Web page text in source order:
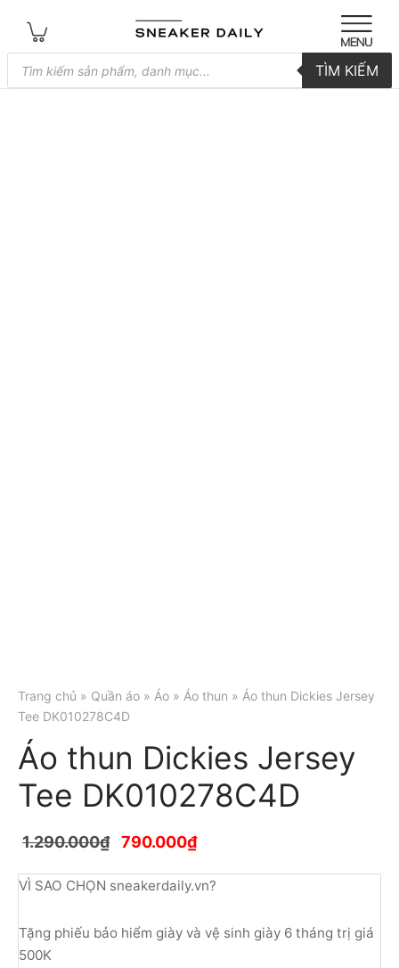
Tìm
kiếm
sản
TÌM KIẾM
Trang chủ » Quần áo » Áo » Áo thun » Áo thun Dickies Jersey
Tee DK010278C4D
Áo thun Dickies Jersey
Tee DK010278C4D
1.290.000₫ 790.000₫
VÌ SAO CHỌN sneakerdaily.vn?
Tặng phiếu bảo hiểm giày và vệ sinh giày 6 tháng trị giá
500K